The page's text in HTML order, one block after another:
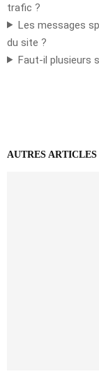
trafic ?
Les messages
du site ?
Faut-il plusieurs
AUTRES